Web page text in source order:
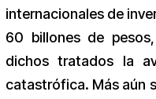
internacionales de
60 billones de
dichos tratados la
catastrófica. Más aún